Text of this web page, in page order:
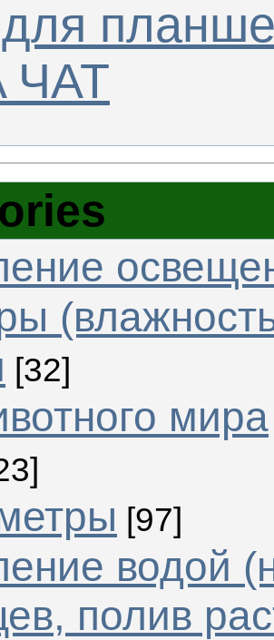
ЧАТ
[32]
мира
[97]
водой
полив